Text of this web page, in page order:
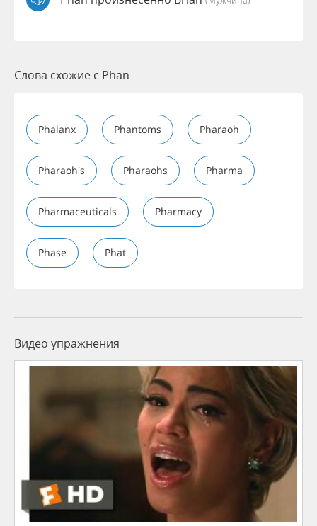
Слова схожие с Phan
Phalanx Phantoms Pharaoh
Pharaoh's Pharaohs Pharma
Pharmaceuticals Pharmacy
Phase Phat
Видео упражнения